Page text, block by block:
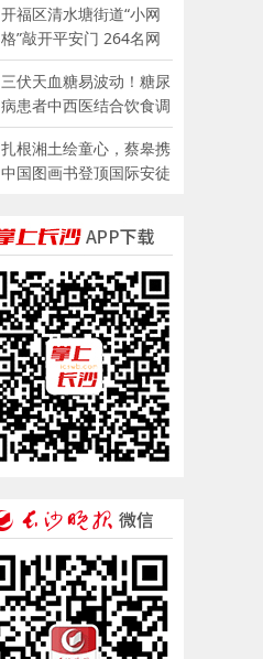
开福区清水塘街道“小网
格”敲开平安门 264名网
格员扫楼“错峰问安”
三伏天血糖易波动！糖尿
病患者中西医结合饮食调
养指南
扎根湘土绘童心，蔡皋携
中国图画书登顶国际安徒